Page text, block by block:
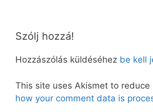
Szólj hozzá!
Hozzászólás küldéséhez be kell
This site uses Akismet to reduce
how your comment data is